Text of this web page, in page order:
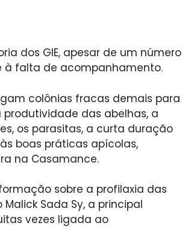
dos GIE, apesar de um número
à falta de acompanhamento.
colônias fracas demais para
produtividade das abelhas, a
os parasitas, a curta duração
boas práticas apícolas,
na Casamance.
sobre a profilaxia das
Sada Sy, a principal
vezes ligada ao